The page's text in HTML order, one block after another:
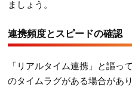
ましょう。
連携頻度とスピードの確認
「リアルタイム連携」と謳っ
のタイムラグがある場合があ